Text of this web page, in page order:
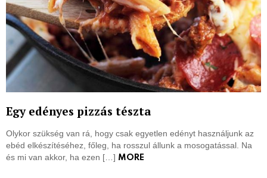
Egy edényes pizzás tészta
Olykor szükség van rá, hogy csak egyetlen edényt használjunk az
ebéd elkészítéséhez, főleg, ha rosszul állunk a mosogatással. Na
és mi van akkor, ha ezen […] MORE